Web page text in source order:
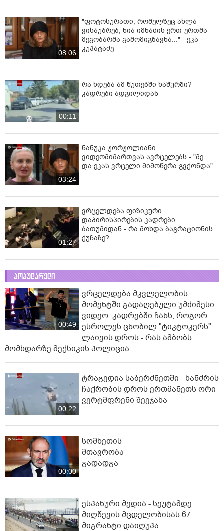
08:06
"ფოტოსურათი, რომელზეც ახლა
ვისაუბრებ, ნია იმნაძის ერთ-ერთმა
მეგობარმა გამომიგზავნა..." - ეკა
კუპატაძე
00:11
რა ხდება ამ წუთებში ხაშურში? -
კადრები ადგილიდან
03:24
ნანუკა ჟორჟოლიანი
ვიდეომიმართვას ავრცელებს - "მე
და ეკას ვრცელი მიმოწერა გვქონდა"
01:27
ვრცელდება ფიზიკური
დაპირისპირების კადრები
ბათუმიდან - რა მოხდა ბაგრატიონის
ქუჩაზე?
პოპულარული
00:49
ვრცელდება მკვლელობის
მომენტში გადაღებული უმძიმესი
ვიდეო: კადრებში ჩანს, როგორ
ესროლეს ცნობილ "ტიკტოკერს"
ლაივის დროს - რას ამბობს
მომხდარზე მექსიკის პოლიცია
00:22
ტრაგედია საბერძნეთში - ხანძრის
ჩაქრობის დროს ერთმანეთს ორი
ვერტმფრენი შეეჯახა
00:00
სომხეთის
მთავრობა
გადადგა
ესპანური მედია - სეუტამდე
მიღწევის მცდელობისას 67
მიგრანტი დაიღუპა